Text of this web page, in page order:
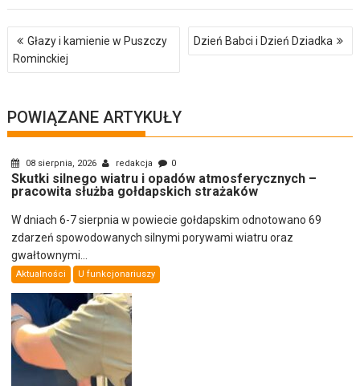
Nawigacja
wpisu
Głazy i kamienie w Puszczy
Rominckiej
Dzień Babci i Dzień Dziadka
POWIĄZANE ARTYKUŁY
08 sierpnia, 2026 redakcja 0
Skutki silnego wiatru i opadów atmosferycznych –
pracowita służba gołdapskich strażaków
W dniach 6-7 sierpnia w powiecie gołdapskim odnotowano 69
zdarzeń spowodowanych silnymi porywami wiatru oraz
gwałtownymi...
Aktualności U funkcjonariuszy